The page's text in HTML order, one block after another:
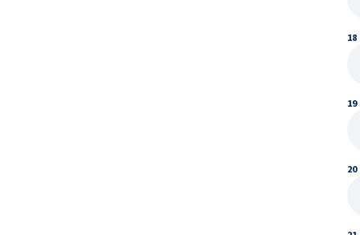
18
19
20